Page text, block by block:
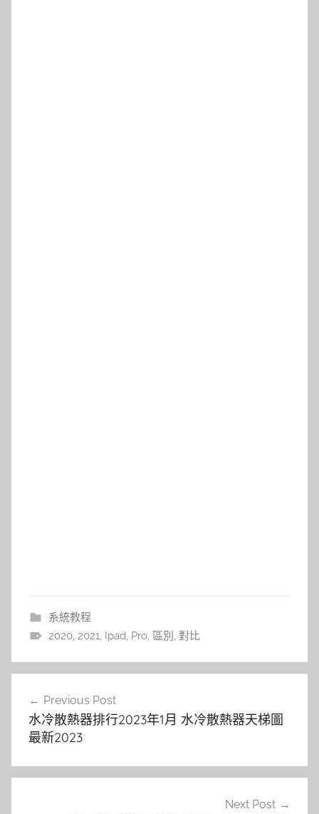
系統教程
2020, 2021, Ipad, Pro, 區別 , 對比
導
覽
Previous Post
水冷散熱器排行2023年1月 水冷散熱器天梯圖
最新2023
Next Post